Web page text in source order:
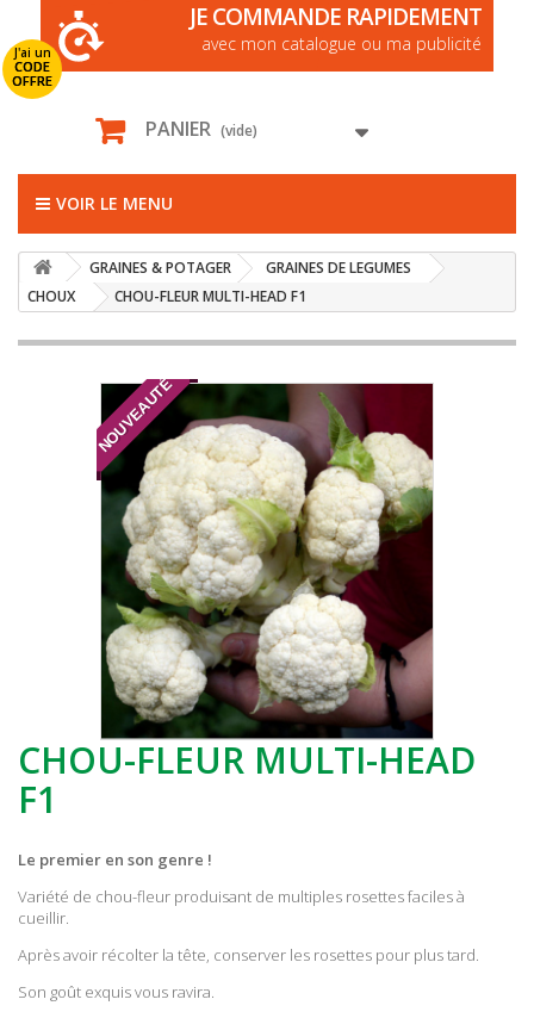
J'ai un
CODE
OFFRE
JE COMMANDE RAPIDEMENT
avec mon catalogue ou ma publicité
PANIER (vide)
VOIR LE MENU
GRAINES & POTAGER
GRAINES DE LEGUMES
CHOUX
CHOU-FLEUR MULTI-HEAD F1
NOUVEAUTÉ
CHOU-FLEUR MULTI-HEAD
F1
Le premier en son genre !
Variété de chou-fleur produisant de multiples rosettes faciles à
cueillir.
Après avoir récolter la tête, conserver les rosettes pour plus tard.
Son goût exquis vous ravira.